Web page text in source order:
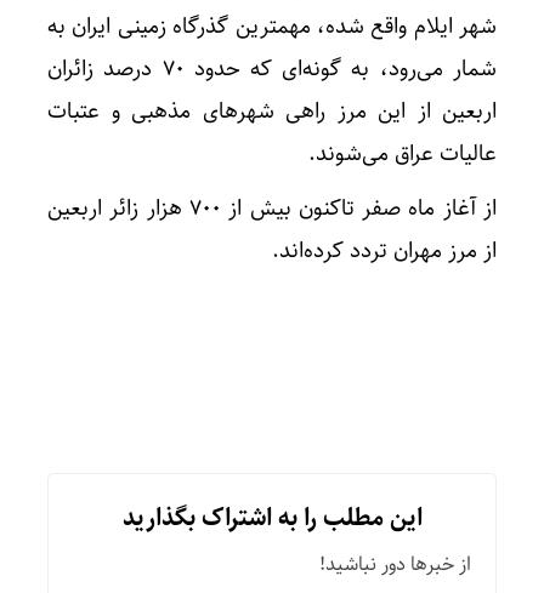
شهر ایلام واقع شده، مهمترین گذرگاه زمینی ایران به
شمار می‌رود، به گونه‌ای که حدود ۷۰ درصد زائران
اربعین از این مرز راهی شهرهای مذهبی و عتبات
عالیات عراق می‌شوند.
از آغاز ماه صفر تاکنون بیش از ۷۰۰ هزار زائر اربعین
از مرز مهران تردد کرده‌اند.
این مطلب را به اشتراک بگذارید
از خبرها دور نباشید!